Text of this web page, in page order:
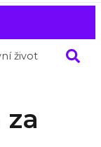
život O nás